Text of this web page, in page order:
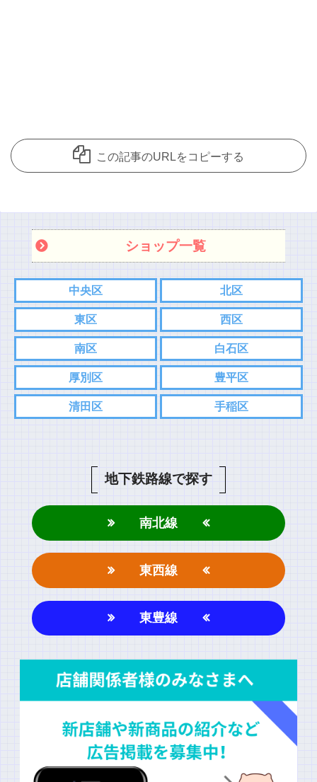
この記事のURLをコピーする
ショップ一覧
中央区 北区
東区 西区
南区 白石区
厚別区 豊平区
清田区 手稲区
地下鉄路線で探す
南北線
東西線
東豊線